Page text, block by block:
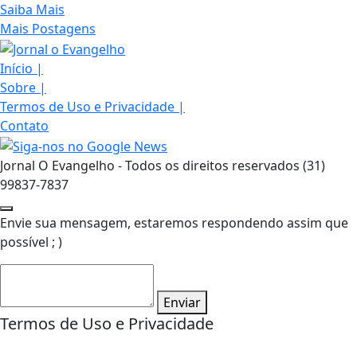
Saiba Mais
Mais Postagens
Início |
Sobre |
Termos de Uso e Privacidade |
Contato
Jornal O Evangelho - Todos os direitos reservados (31)
99837-7837
Envie sua mensagem, estaremos respondendo assim que
possível ; )
Enviar
Termos de Uso e Privacidade